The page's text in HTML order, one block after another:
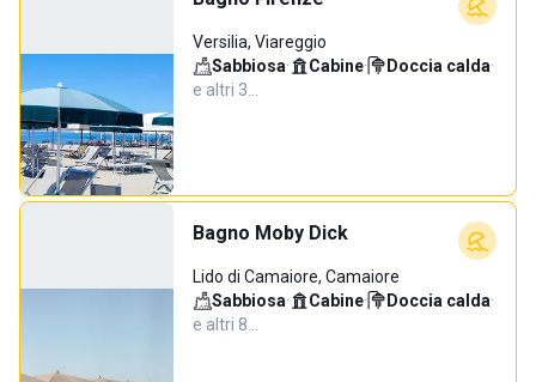
Versilia, Viareggio
Sabbiosa· Cabine· Doccia calda·
e altri 3…
Bagno Moby Dick
Lido di Camaiore, Camaiore
Sabbiosa· Cabine· Doccia calda·
e altri 8…